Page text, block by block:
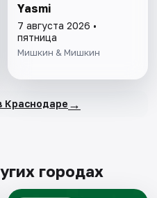
Yasmi
7 августа 2026 •
пятница
Мишкин & Мишкин
Краснодаре →
городах